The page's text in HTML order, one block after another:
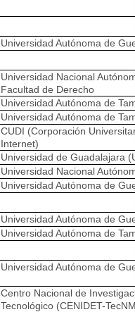
Universidad Autónoma de
Universidad Nacional
Facultad de Derecho
Universidad Autónoma de
Universidad Autónoma de
CUDI (Corporación
Internet)
Universidad de Guadalajara
Universidad Nacional
Universidad Autónoma de
Universidad Autónoma de
Universidad Autónoma de
Universidad Autónoma de
Centro Nacional de
Tecnológico (CENIDET-